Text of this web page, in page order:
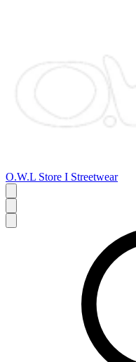
O.W.L Store I Streetwear